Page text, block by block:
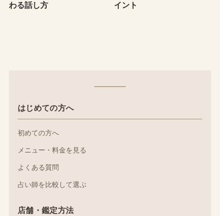
わる話し方
イント
はじめての方へ
初めての方へ
メニュー・料金を見る
よくある質問
占い師を比較して選ぶ
店舗・鑑定方法